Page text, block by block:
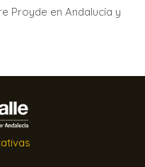
Proyde en Andalucía y